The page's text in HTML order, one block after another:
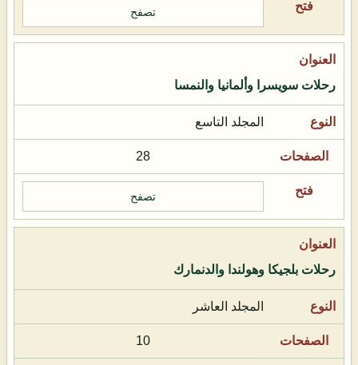
تصفح
رحلات سويسرا وألمانيا والنمسا
المجلد التاسع
28
تصفح
رحلات بلجيكا وهولندا والدنمارك
المجلد العاشر
10